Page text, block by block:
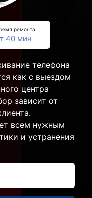
ремонта
40 мин
телефона
как с выездом
центра
зависит от
всем нужным
и устранения